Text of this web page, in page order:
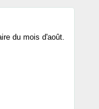
du mois d'août.